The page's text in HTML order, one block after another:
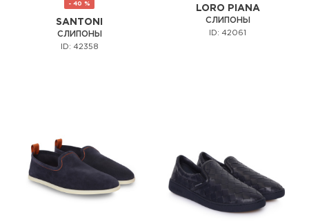
- 40 %
SANTONI
СЛИПОНЫ
ID: 42358
LORO PIANA
СЛИПОНЫ
ID: 42061